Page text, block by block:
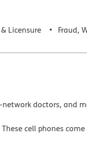
Licensure Fraud,
doctors, and
cell phones